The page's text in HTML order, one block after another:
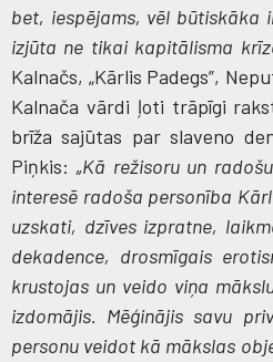
bet, iespējams, vēl būtiskāka
izjūta ne tikai kapitālisma
Kalnačs, „Kārlis Padegs”,
Kalnača vārdi ļoti trāpīgi
brīža sajūtas par slaveno
Piņkis:„Kā režisoru un
interesē radoša personība
uzskati, dzīves izpratne,
dekadence, drosmīgais
krustojas un veido viņa
izdomājis. Mēģinājis savu
personu veidot kā mākslas